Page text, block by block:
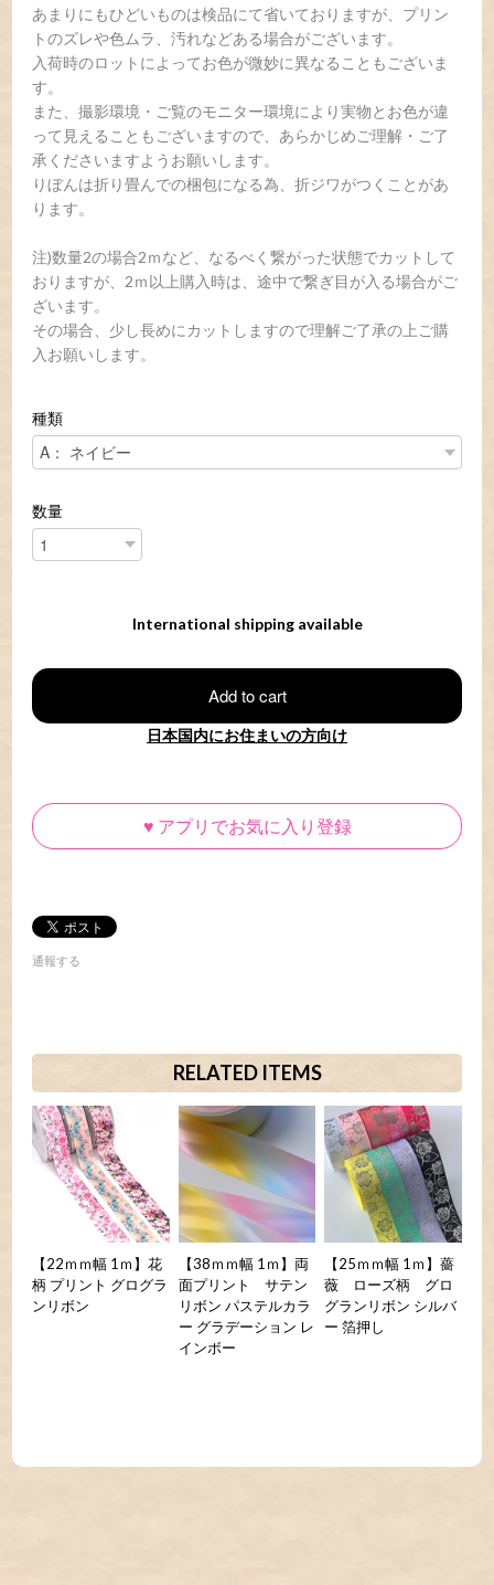
あまりにもひどいものは検品にて省いておりますが、プリン
トのズレや色ムラ、汚れなどある場合がございます。
入荷時のロットによってお色が微妙に異なることもございま
す。
また、撮影環境・ご覧のモニター環境により実物とお色が違
って見えることもございますので、あらかじめご理解・ご了
承くださいますようお願いします。
りぼんは折り畳んでの梱包になる為、折ジワがつくことがあ
ります。
注)数量2の場合2ｍなど、なるべく繋がった状態でカットして
おりますが、2ｍ以上購入時は、途中で繋ぎ目が入る場合がご
ざいます。
その場合、少し長めにカットしますので理解ご了承の上ご購
入お願いします。
種類
数量
International shipping available
Add to cart
日本国内にお住まいの方向け
♥ アプリでお気に入り登録
通報する
RELATED ITEMS
【22ｍｍ幅 1ｍ】花
柄 プリント グログラ
ンリボン
【38ｍｍ幅 1ｍ】両
面プリント サテン
リボン パステルカラ
ー グラデーション レ
インボー
【25ｍｍ幅 1ｍ】薔
薇 ローズ柄 グロ
グランリボン シルバ
ー 箔押し